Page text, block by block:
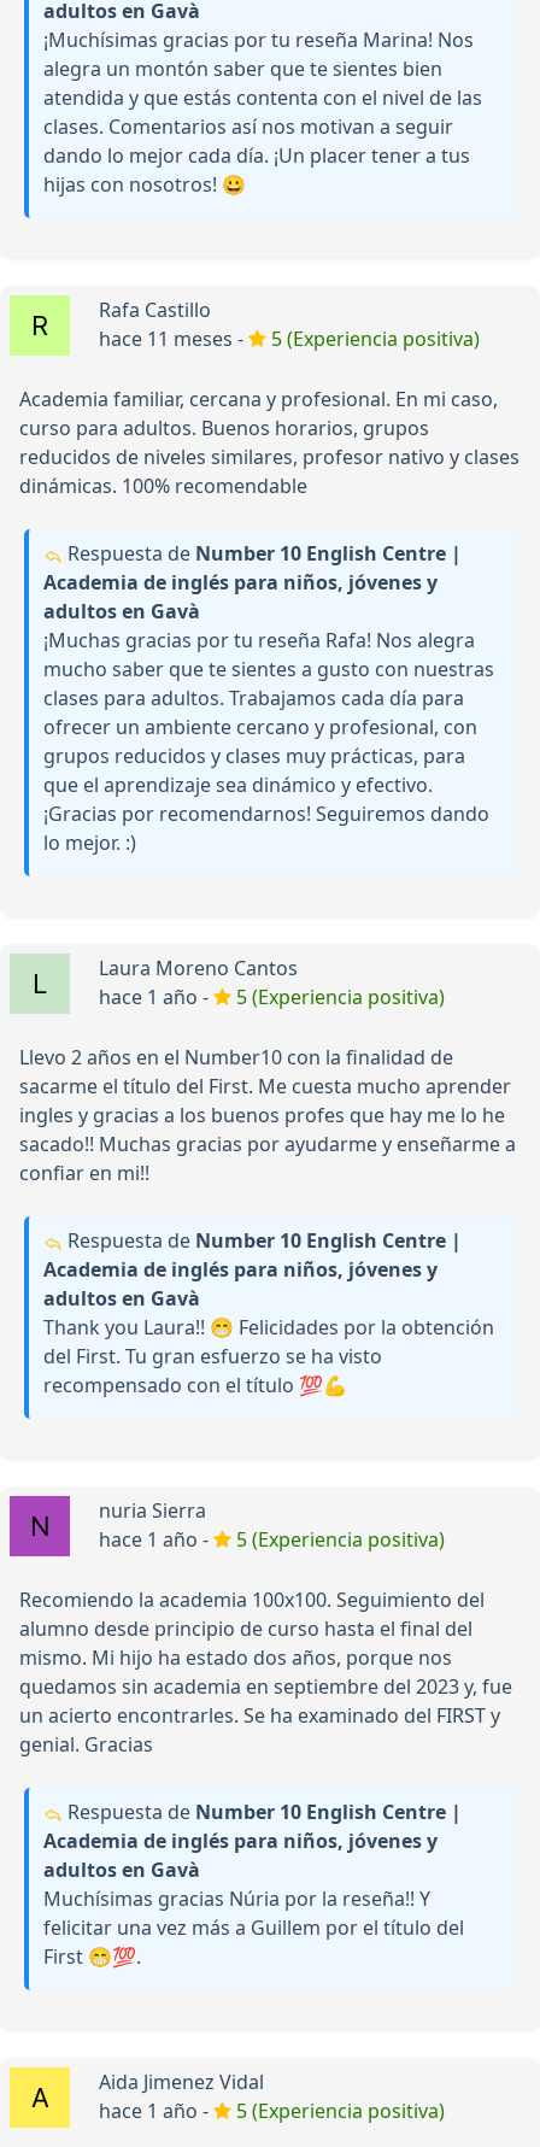
adultos en Gavà
¡Muchísimas gracias por tu reseña Marina! Nos
alegra un montón saber que te sientes bien
atendida y que estás contenta con el nivel de las
clases. Comentarios así nos motivan a seguir
dando lo mejor cada día. ¡Un placer tener a tus
hijas con nosotros! 😀
Rafa Castillo
hace 11 meses -
5 (Experiencia positiva)
Academia familiar, cercana y profesional. En mi caso,
curso para adultos. Buenos horarios, grupos
reducidos de niveles similares, profesor nativo y clases
dinámicas. 100% recomendable
Respuesta de Number 10 English Centre |
Academia de inglés para niños, jóvenes y
adultos en Gavà
¡Muchas gracias por tu reseña Rafa! Nos alegra
mucho saber que te sientes a gusto con nuestras
clases para adultos. Trabajamos cada día para
ofrecer un ambiente cercano y profesional, con
grupos reducidos y clases muy prácticas, para
que el aprendizaje sea dinámico y efectivo.
¡Gracias por recomendarnos! Seguiremos dando
lo mejor. :)
Laura Moreno Cantos
hace 1 año -
5 (Experiencia positiva)
Llevo 2 años en el Number10 con la finalidad de
sacarme el título del First. Me cuesta mucho aprender
ingles y gracias a los buenos profes que hay me lo he
sacado!! Muchas gracias por ayudarme y enseñarme a
confiar en mi!!
Respuesta de Number 10 English Centre |
Academia de inglés para niños, jóvenes y
adultos en Gavà
Thank you Laura!! 😁 Felicidades por la obtención
del First. Tu gran esfuerzo se ha visto
recompensado con el título 💯💪
nuria Sierra
hace 1 año -
5 (Experiencia positiva)
Recomiendo la academia 100x100. Seguimiento del
alumno desde principio de curso hasta el final del
mismo. Mi hijo ha estado dos años, porque nos
quedamos sin academia en septiembre del 2023 y, fue
un acierto encontrarles. Se ha examinado del FIRST y
genial. Gracias
Respuesta de Number 10 English Centre |
Academia de inglés para niños, jóvenes y
adultos en Gavà
Muchísimas gracias Núria por la reseña!! Y
felicitar una vez más a Guillem por el título del
First 😁💯.
Aida Jimenez Vidal
hace 1 año -
5 (Experiencia positiva)